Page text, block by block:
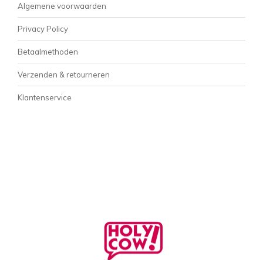
Algemene voorwaarden
Privacy Policy
Betaalmethoden
Verzenden & retourneren
Klantenservice